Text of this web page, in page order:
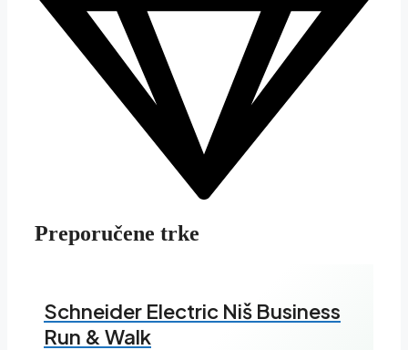
Preporučene trke
Schneider Electric Niš Business
Run & Walk